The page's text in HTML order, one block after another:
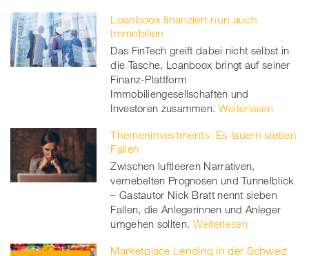
Loanboox finanziert nun auch
Immobilien
Das FinTech greift dabei nicht selbst in
die Tasche, Loanboox bringt auf seiner
Finanz-Plattform
Immobiliengesellschaften und
Investoren zusammen. Weiterlesen
Themeninvestments: Es lauern sieben
Fallen
Zwischen luftleeren Narrativen,
vernebelten Prognosen und Tunnelblick
– Gastautor Nick Bratt nennt sieben
Fallen, die Anlegerinnen und Anleger
umgehen sollten. Weiterlesen
Marketplace Lending in der Schweiz